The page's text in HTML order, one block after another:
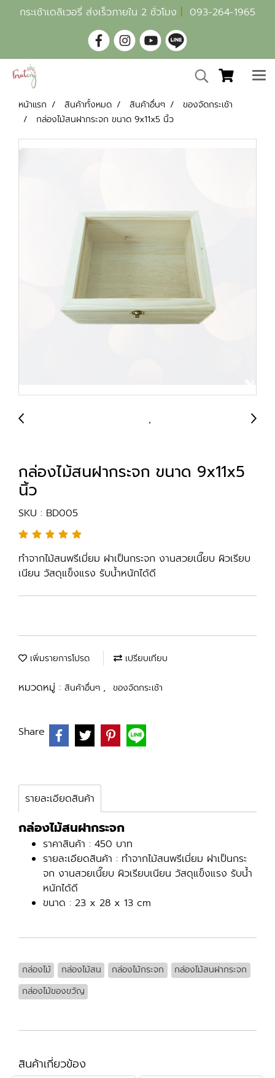
กระเช้าเดลิเวอรี่ ส่งเร็วภายใน 2 ชั่วโมง 093-264-1965
หน้าแรก สินค้าทั้งหมด สินค้าอื่นๆ
ของจัดกระเช้า
กล่องไม้สนฝากระจก ขนาด 9x11x5 นิ้ว
กล่องไม้สนฝากระจก ขนาด 9x11x5
นิ้ว
SKU : BD005
ทำจากไม้สนพรีเมี่ยม ฝาเป็นกระจก งานสวยเนี๊ยบ ผิวเรียบ
เนียน วัสดุแข็งแรง รับน้ำหนักได้ดี
เพิ่มรายการโปรด เปรียบเทียบ
หมวดหมู่ : สินค้าอื่นๆ , ของจัดกระเช้า
Share
รายละเอียดสินค้า
กล่องไม้สนฝากระจก
ราคาสินค้า : 450 บาท
รายละเอียดสินค้า : ทำจากไม้สนพรีเมี่ยม ฝาเป็นกระ
จก งานสวยเนี๊ยบ ผิวเรียบเนียน วัสดุแข็งแรง รับน้ำ
หนักได้ดี
ขนาด : 23 x 28 x 13 cm
กล่องไม้ กล่องไม้สน กล่องไม้กระจก
กล่องไม้สนฝากระจก
กล่องไม้ของขวัญ
สินค้าเกี่ยวข้อง